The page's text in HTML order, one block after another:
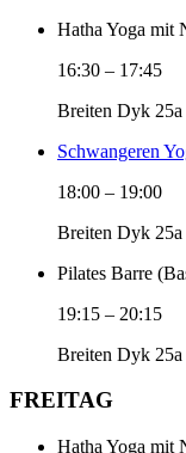
Hatha Yoga mit
16:30 – 17:45
Breiten Dyk 25a
Schwangeren
18:00 – 19:00
Breiten Dyk 25a
Pilates Barre
19:15 – 20:15
Breiten Dyk 25a
FREITAG
Hatha Yoga mit